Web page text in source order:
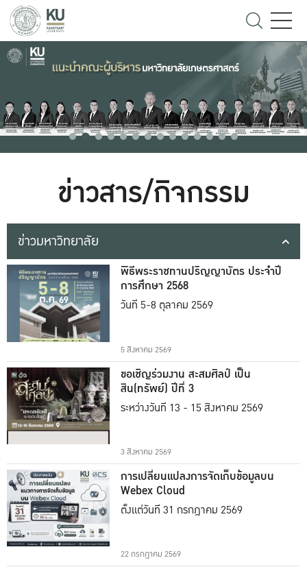
ข่าวสาร/กิจกรรม
ข่าวมหาวิทยาลัย
พิธีพระราชทานปริญญาบัตร ประจำปี
การศึกษา 2568
วันที่ 5-8 ตุลาคม 2569
5 สิงหาคม 2569
ขอเชิญร่วมงาน สะสมศิลป์ เป็น
สิน(ทรัพย์) ปีที่ 3
ระหว่างวันที่ 13 - 15 สิงหาคม 2569
3 สิงหาคม 2569
การเปลี่ยนแปลงการจัดเก็บข้อมูลบน
Webex Cloud
ตั้งแต่วันที่ 31 กรกฎาคม 2569
22 กรกฎาคม 2569